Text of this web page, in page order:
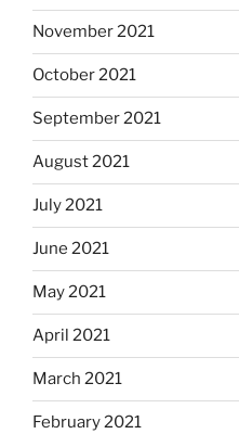
November 2021
October 2021
September 2021
August 2021
July 2021
June 2021
May 2021
April 2021
March 2021
February 2021